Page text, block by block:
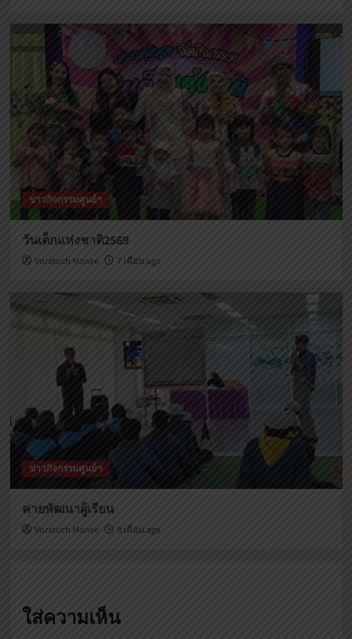
ข่าวกิจกรรมศูนย์ฯ
วันเด็กแห่งชาติ2569
Voratuch Manee 7 เดือน ago
ข่าวกิจกรรมศูนย์ฯ
ค่ายพัฒนาผู้เรียน
Voratuch Manee 8 เดือน ago
ใส่ความเห็น